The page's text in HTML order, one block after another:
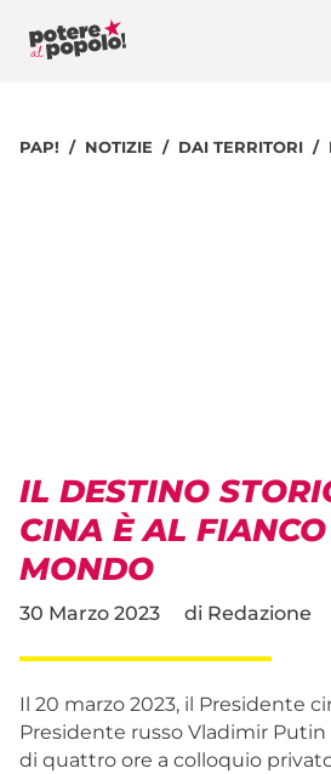
PAP! NOTIZIE DAI TERRITORI
IL DESTINO
CINA È AL
MONDO
30 Marzo 2023 di Redazione
Il 20 marzo 2023, il Presidente
Presidente russo Vladimir
di quattro ore a colloquio